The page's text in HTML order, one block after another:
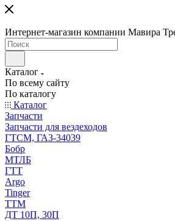
Интернет-магазин компании Мавира
Каталог
По всему сайту
По каталогу
Каталог
Запчасти
Запчасти для вездеходов
ГТСМ, ГАЗ-34039
Бобр
МТЛБ
ГТТ
Argo
Tinger
ТТМ
ДТ 10П, 30П